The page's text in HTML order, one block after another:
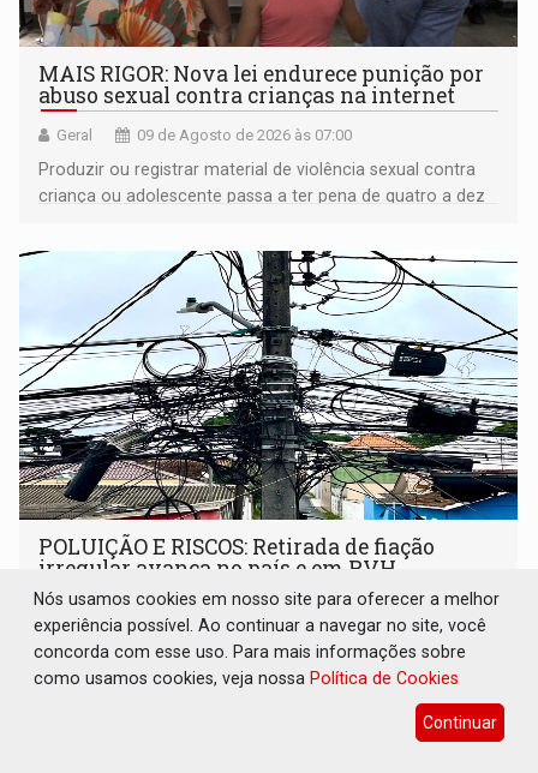
MAIS RIGOR: Nova lei endurece punição por
abuso sexual contra crianças na internet
Geral 09 de Agosto de 2026 às 07:00
Produzir ou registrar material de violência sexual contra
criança ou adolescente passa a ter pena de quatro a dez
POLUIÇÃO E RISCOS: Retirada de fiação
irregular avança no país e em PVH
permanece nos postes
Geral 09 de Agosto de 2026 às 07:00
O emaranhado de fios nos postes é um problema urbano
que já vem sendo enfrentado em diversas cidades
Nós usamos cookies em nosso site para oferecer a melhor
experiência possível. Ao continuar a navegar no site, você
concorda com esse uso. Para mais informações sobre
como usamos cookies, veja nossa Política de Cookies
Continuar